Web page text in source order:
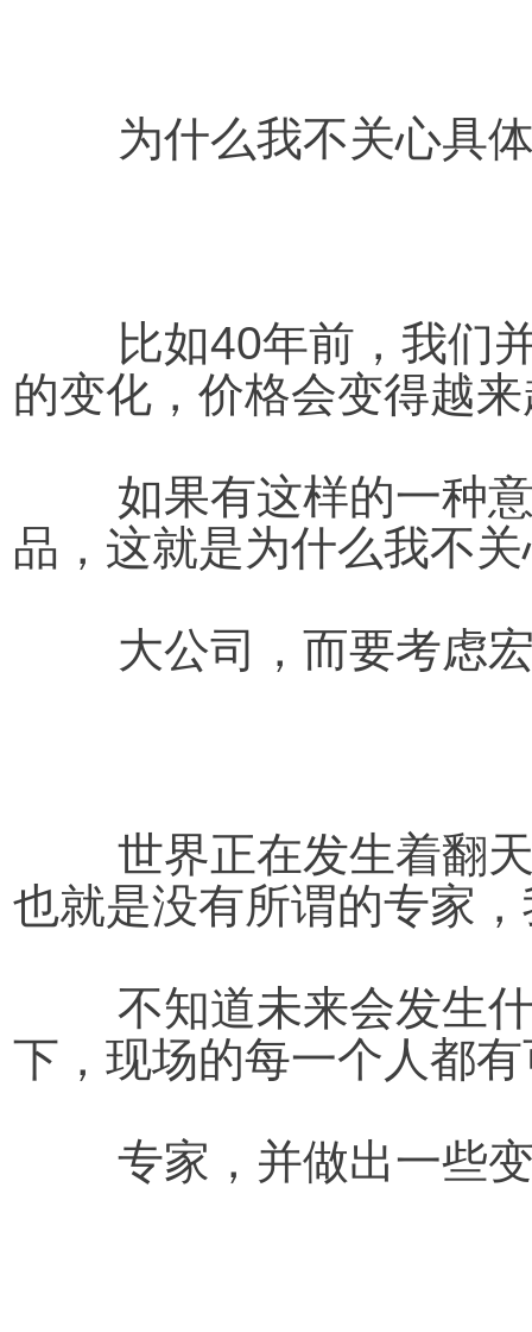
为什么我不关心具
比如40年前，我们
的变化，价格会变得越
品，这就是为什么我不
大公司，而要考虑
世界正在发生着翻
也就是没有所谓的专家
下，现场的每一个人都
专家，并做出一些